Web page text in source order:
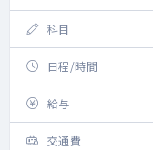
科目
日程/時間
給与
交通費